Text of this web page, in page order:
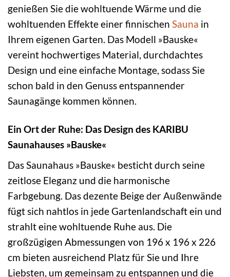
genießen Sie die wohltuende Wärme und die
wohltuenden Effekte einer finnischen Sauna in
Ihrem eigenen Garten. Das Modell »Bauske«
vereint hochwertiges Material, durchdachtes
Design und eine einfache Montage, sodass Sie
schon bald in den Genuss entspannender
Saunagänge kommen können.
Ein Ort der Ruhe: Das Design des KARIBU
Saunahauses »Bauske«
Das Saunahaus »Bauske« besticht durch seine
zeitlose Eleganz und die harmonische
Farbgebung. Das dezente Beige der Außenwände
fügt sich nahtlos in jede Gartenlandschaft ein und
strahlt eine wohltuende Ruhe aus. Die
großzügigen Abmessungen von 196 x 196 x 226
cm bieten ausreichend Platz für Sie und Ihre
Liebsten, um gemeinsam zu entspannen und die